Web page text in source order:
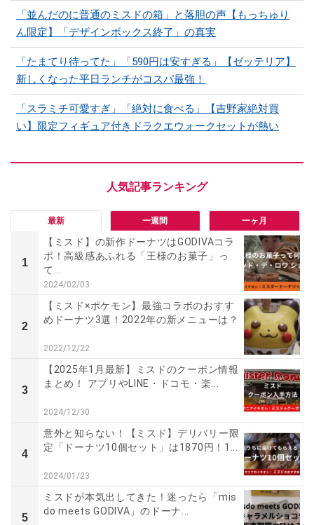
「並んだのに普通のミスドの箱」と落胆の声【もっちゅり
ん限定】「デザインボックス終了」の真実
「たまてり待ってた」「590円は安すぎる」【ゼッテリア】
新しくなった平日ランチがコスパ最強！
「スラミチ可愛すぎ」「絶対に食べる」【吉野家絶対買
い】限定フィギュア付きドラクエウォークセットが熱い
最新 一週間 一ヶ月
1
【ミスド】の新作ドーナツはGODIVAコラ
ボ！高級感あふれる「王様のお菓子」っ
て...
2024/02/03
2
【ミスド×ポケモン】最強コラボのおすす
めドーナツ3選！2022年の新メニューは？
2022/12/22
3
【2025年1月最新】ミスドのクーポン情報
まとめ！ アプリやLINE・ドコモ・楽...
2024/12/30
4
意外と知らない！【ミスド】デリバリー限
定「ドーナツ10個セット」は1870円！1...
2024/01/23
5
ミスドが本気出してきた！迷ったら「mis
do meets GODIVA」のドーナ...